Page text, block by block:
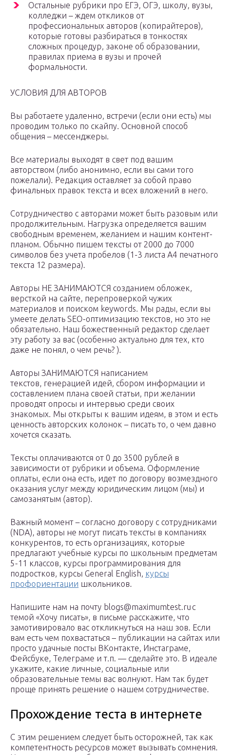
Остальные рубрики про ЕГЭ, ОГЭ, школу, вузы,
колледжи – ждем откликов от
профессиональных авторов (копирайтеров),
которые готовы разбираться в тонкостях
сложных процедур, законе об образовании,
правилах приема в вузы и прочей
формальности.
УСЛОВИЯ ДЛЯ АВТОРОВ
Вы работаете удаленно, встречи (если они есть) мы
проводим только по скайпу. Основной способ
общения – мессенджеры.
Все материалы выходят в свет под вашим
авторством (либо анонимно, если вы сами того
пожелали). Редакция оставляет за собой право
финальных правок текста и всех вложений в него.
Сотрудничество с авторами может быть разовым или
продолжительным. Нагрузка определяется вашим
свободным временем, желанием и нашим контент-
планом. Обычно пишем тексты от 2000 до 7000
символов без учета пробелов (1-3 листа А4 печатного
текста 12 размера).
Авторы НЕ ЗАНИМАЮТСЯ созданием обложек,
версткой на сайте, перепроверкой чужих
материалов и поиском keywords. Мы рады, если вы
умеете делать SEO-оптимизацию текстов, но это не
обязательно. Наш божественный редактор сделает
эту работу за вас (особенно актуально для тех, кто
даже не понял, о чем речь? ).
Авторы ЗАНИМАЮТСЯ написанием
текстов, генерацией идей, сбором информации и
составлением плана своей статьи, при желании
проводят опросы и интервью среди своих
знакомых. Мы открыты к вашим идеям, в этом и есть
ценность авторских колонок – писать то, о чем давно
хочется сказать.
Тексты оплачиваются от 0 до 3500 рублей в
зависимости от рубрики и объема. Оформление
оплаты, если она есть, идет по договору возмездного
оказания услуг между юридическим лицом (мы) и
самозанятым (автор).
Важный момент – согласно договору с сотрудниками
(NDA), авторы не могут писать тексты в компаниях
конкурентов, то есть организациях, которые
предлагают учебные курсы по школьным предметам
5-11 классов, курсы программирования для
подростков, курсы General English, курсы
профориентации школьников.
Напишите нам на почту blogs@maximumtest.ru с
темой «Хочу писать», в письме расскажите, что
замотивировало вас откликнуться на наш зов. Если
вам есть чем похвастаться – публикации на сайтах или
просто удачные посты ВКонтакте, Инстаграме,
Фейсбуке, Телеграме и т.п. — сделайте это. В идеале
укажите, какие личные, социальные или
образовательные темы вас волнуют. Нам так будет
проще принять решение о нашем сотрудничестве.
Прохождение теста в интернете
С этим решением следует быть осторожней, так как
компетентность ресурсов может вызывать сомнения.